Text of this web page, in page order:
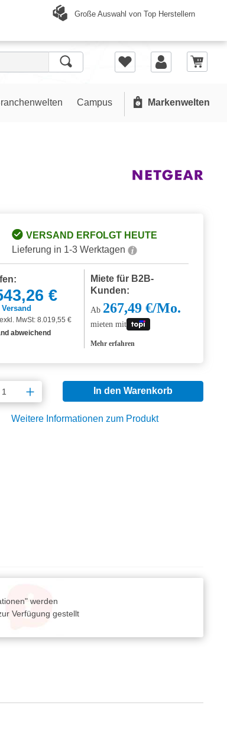
Große Auswahl von Top Herstellern
Campus Markenwelten
VERSAND ERFOLGT HEUTE
Lieferung in 1-3 Werktagen
€
MwSt: 8.019,55 €
abweichend
Miete für B2B-
Kunden:
Ab 267,49 €/Mo.
mieten mit
Mehr erfahren
Anzahl: Gib den gewünschten
In den Warenkorb
Weitere Informationen zum Produkt
werden
Verfügung gestellt